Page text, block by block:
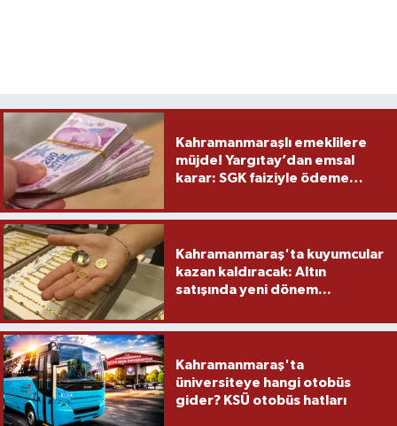
Kahramanmaraşlı emeklilere
müjde! Yargıtay’dan emsal
karar: SGK faiziyle ödeme
Kahramanmaraş'ta kuyumcular
kazan kaldıracak: Altın
satışında yeni dönem...
Kahramanmaraş'ta
üniversiteye hangi otobüs
gider? KSÜ otobüs hatları